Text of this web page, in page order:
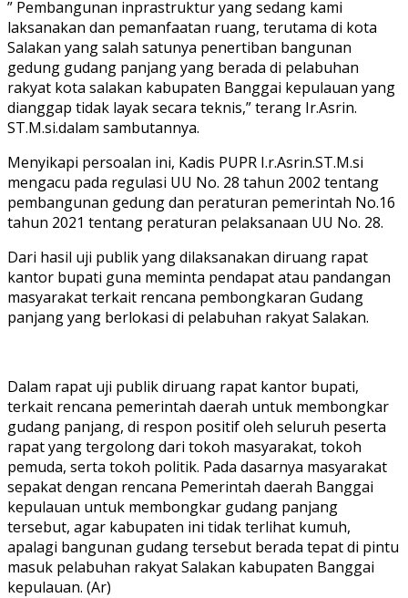
” Pembangunan inprastruktur yang sedang kami
laksanakan dan pemanfaatan ruang, terutama di kota
Salakan yang salah satunya penertiban bangunan
gedung gudang panjang yang berada di pelabuhan
rakyat kota salakan kabupaten Banggai kepulauan yang
dianggap tidak layak secara teknis,” terang Ir.Asrin.
ST.M.si.dalam sambutannya.
Menyikapi persoalan ini, Kadis PUPR I.r.Asrin.ST.M.si
mengacu pada regulasi UU No. 28 tahun 2002 tentang
pembangunan gedung dan peraturan pemerintah No.16
tahun 2021 tentang peraturan pelaksanaan UU No. 28.
Dari hasil uji publik yang dilaksanakan diruang rapat
kantor bupati guna meminta pendapat atau pandangan
masyarakat terkait rencana pembongkaran Gudang
panjang yang berlokasi di pelabuhan rakyat Salakan.
Dalam rapat uji publik diruang rapat kantor bupati,
terkait rencana pemerintah daerah untuk membongkar
gudang panjang, di respon positif oleh seluruh peserta
rapat yang tergolong dari tokoh masyarakat, tokoh
pemuda, serta tokoh politik. Pada dasarnya masyarakat
sepakat dengan rencana Pemerintah daerah Banggai
kepulauan untuk membongkar gudang panjang
tersebut, agar kabupaten ini tidak terlihat kumuh,
apalagi bangunan gudang tersebut berada tepat di pintu
masuk pelabuhan rakyat Salakan kabupaten Banggai
kepulauan. (Ar)